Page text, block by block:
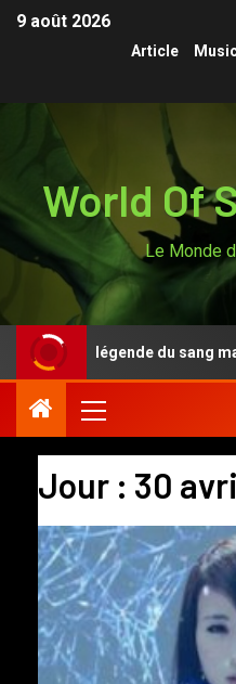
9 août 2026
Article
World Of
Le Monde
Anki, la légende du sang
Jour : 30